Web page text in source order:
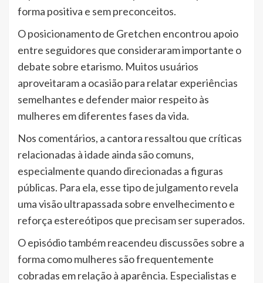
forma positiva e sem preconceitos.
O posicionamento de Gretchen encontrou apoio
entre seguidores que consideraram importante o
debate sobre etarismo. Muitos usuários
aproveitaram a ocasião para relatar experiências
semelhantes e defender maior respeito às
mulheres em diferentes fases da vida.
Nos comentários, a cantora ressaltou que críticas
relacionadas à idade ainda são comuns,
especialmente quando direcionadas a figuras
públicas. Para ela, esse tipo de julgamento revela
uma visão ultrapassada sobre envelhecimento e
reforça estereótipos que precisam ser superados.
O episódio também reacendeu discussões sobre a
forma como mulheres são frequentemente
cobradas em relação à aparência. Especialistas e